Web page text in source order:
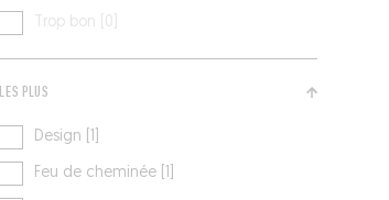
Trop bon [0]
LES PLUS
Design [1]
Feu de cheminée [1]